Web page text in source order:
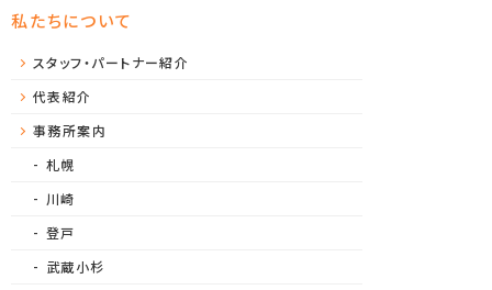
私たちについて
スタッフ・パートナー紹介
代表紹介
事務所案内
札幌
川崎
登戸
武蔵小杉